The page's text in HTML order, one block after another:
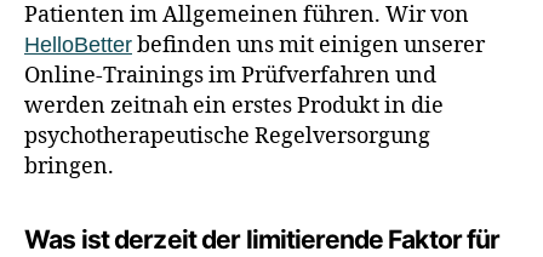
Patienten im Allgemeinen führen. Wir von
HelloBetter befinden uns mit einigen unserer
Online-Trainings im Prüfverfahren und
werden zeitnah ein erstes Produkt in die
psychotherapeutische Regelversorgung
bringen.
Was ist derzeit der limitierende Faktor für